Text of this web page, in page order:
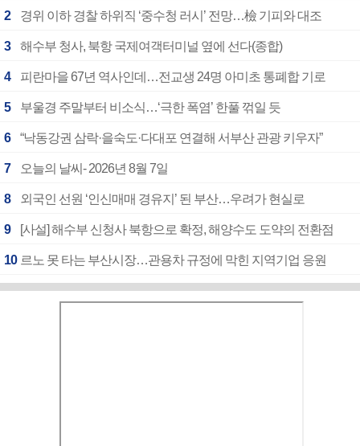
2 경위 이하 경찰 하위직 ‘중수청 러시’ 전망…檢 기피와 대조
3 해수부 청사, 북항 국제여객터미널 옆에 선다(종합)
4 피란마을 67년 역사인데…전교생 24명 아미초 통폐합 기로
5 부울경 주말부터 비소식…‘극한 폭염’ 한풀 꺾일 듯
6 “낙동강권 삼락·을숙도·다대포 연결해 서부산 관광 키우자”
7 오늘의 날씨- 2026년 8월 7일
8 외국인 선원 ‘인신매매 경유지’ 된 부산…우려가 현실로
9 [사설] 해수부 신청사 북항으로 확정, 해양수도 도약의 전환점
10 르노 못 타는 부산시장…관용차 규정에 막힌 지역기업 응원